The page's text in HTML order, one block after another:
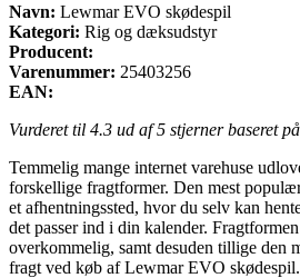
Navn: Lewmar EVO skødespil
Kategori: Rig og dæksudstyr
Producent:
Varenummer: 25403256
EAN:
Vurderet til 4.3 ud af 5 stjerner baseret på
Temmelig mange internet varehuse
forskellige fragtformer. Den mest
et afhentningssted, hvor du selv kan
det passer ind i din kalender.
overkommelig, samt desuden tillige den
fragt ved køb af Lewmar EVO skødespil.